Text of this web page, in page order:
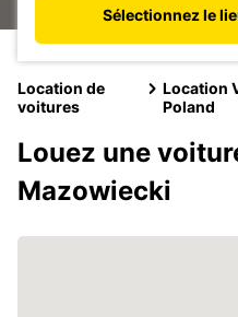
Sélectionnez le
Location de
voitures
Location
Poland
Louez une
Mazowiecki